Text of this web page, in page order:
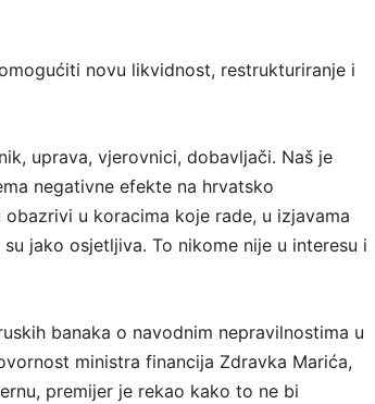
novu likvidnost, restrukturiranje i
uprava, vjerovnici, dobavljači. Naš je
negativne efekte na hrvatsko
u koracima koje rade, u izjavama
jako osjetljiva. To nikome nije u interesu i
banaka o navodnim nepravilnostima u
ministra financija Zdravka Marića,
premijer je rekao kako to ne bi